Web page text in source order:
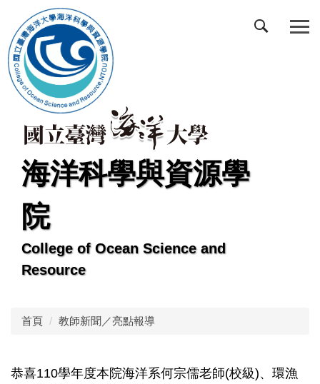
主
要
內
容
海洋科學與資源學
院
College of Ocean Science and
Resource
首頁 教師新聞／亮點報導
恭喜110學年度本院海洋系何宗儒老師(校級)、環漁